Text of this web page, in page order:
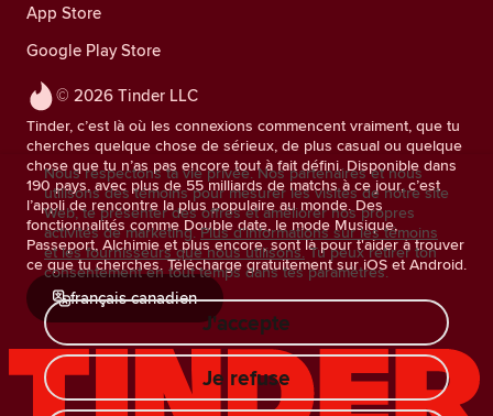
© 2026 Tinder LLC
Tinder, c’est là où les connexions commencent vraiment, que tu
cherches quelque chose de sérieux, de plus casual ou quelque
chose que tu n’as pas encore tout à fait défini. Disponible dans
190 pays, avec plus de 55 milliards de matchs à ce jour, c’est
l’appli de rencontre la plus populaire au monde. Des
fonctionnalités comme Double date, le mode Musique,
Passeport, Alchimie et plus encore, sont là pour t'aider à trouver
ce que tu cherches. Télécharge gratuitement sur iOS et Android.
français canadien
App Store
Google Play Store
Nous respectons ta vie privée. Nos partenaires et nous
utilisons des témoins pour mesurer les visites de notre site
Web, te présenter des offres et améliorer nos propres
activités de marketing. Plus d'informations sur les témoins
et les fournisseurs que nous utilisons. Tu peux retirer ton
consentement en tout temps dans tes paramètres.
J'accepte
Je refuse